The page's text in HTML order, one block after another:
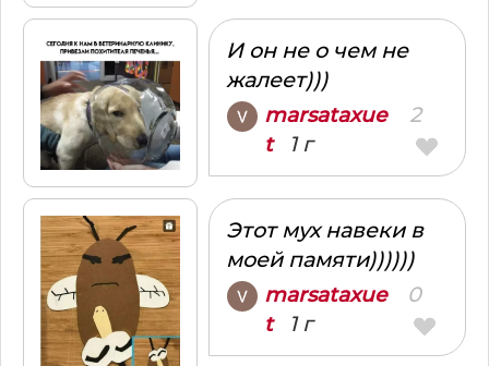
И он не о чем не
жалеет)))
marsataxue
t1 г
2
Этот мух навеки в
моей памяти))))))
marsataxue
t1 г
0